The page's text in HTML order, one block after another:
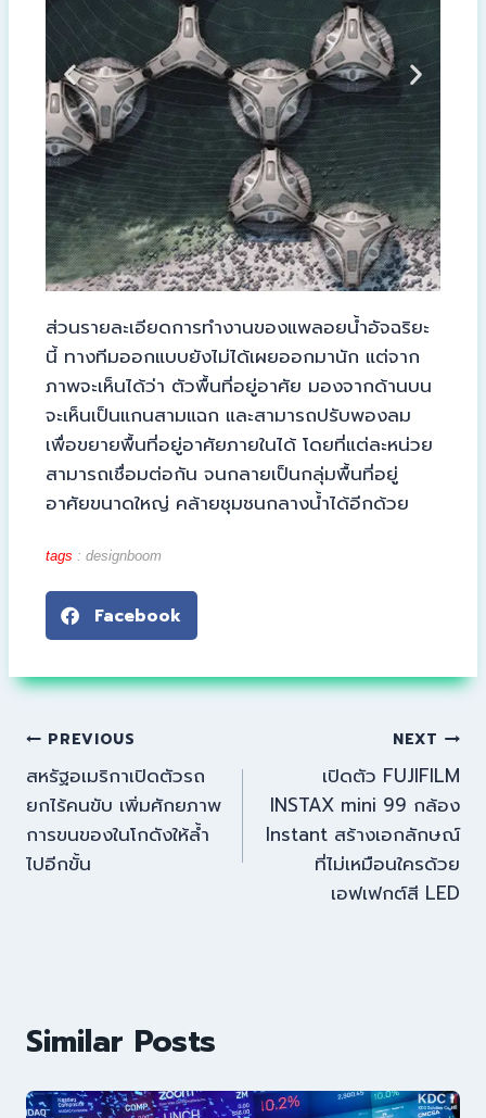
ส่วนรายละเอียดการทำงานของแพลอยน้ำอัจฉริยะ
นี้ ทางทีมออกแบบยังไม่ได้เผยออกมานัก แต่จาก
ภาพจะเห็นได้ว่า ตัวพื้นที่อยู่อาศัย มองจากด้านบน
จะเห็นเป็นแกนสามแฉก และสามารถปรับพองลม
เพื่อขยายพื้นที่อยู่อาศัยภายในได้ โดยที่แต่ละหน่วย
สามารถเชื่อมต่อกัน จนกลายเป็นกลุ่มพื้นที่อยู่
อาศัยขนาดใหญ่ คล้ายชุมชนกลางน้ำได้อีกด้วย
tags : designboom
Facebook
PREVIOUS
สหรัฐอเมริกาเปิดตัวรถ
ยกไร้คนขับ เพิ่มศักยภาพ
การขนของในโกดังให้ล้ำ
ไปอีกขั้น
NEXT
เปิดตัว FUJIFILM
INSTAX mini 99 กล้อง
Instant สร้างเอกลักษณ์
ที่ไม่เหมือนใครด้วย
เอฟเฟกต์สี LED
Similar Posts